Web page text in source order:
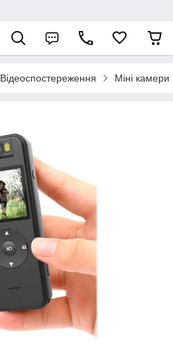
Відеоспостереження Міні камери